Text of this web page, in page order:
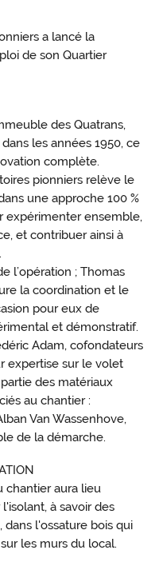
a lancé la
de son Quartier
des Quatrans,
les années 1950, ce
complète.
pionniers relève le
une approche 100 %
expérimenter ensemble,
et contribuer ainsi à
l’opération ; Thomas
la coordination et le
pour eux de
et démonstratif.
Adam, cofondateurs
expertise sur le volet
des matériaux
au chantier :
Van Wassenhove,
de la démarche.
chantier aura lieu
à savoir des
l'ossature bois qui
les murs du local.